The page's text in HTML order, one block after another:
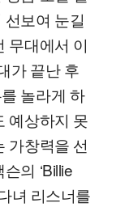
보여 눈길
무대에서 이
가 끝난 후
놀라게 하
예상하지 못
가창력을 선
의 ‘Billie
녀 리스너를